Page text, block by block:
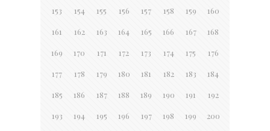
153 154 155 156 157 158 159 160
161 162 163 164 165 166 167 168
169 170 171 172 173 174 175 176
177 178 179 180 181 182 183 184
185 186 187 188 189 190 191 192
193 194 195 196 197 198 199 200